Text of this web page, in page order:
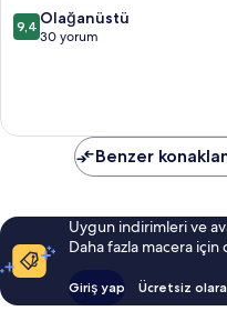
10
üzerinden
9,4 Olağanüstü
30 yorum
Benzer
Uygun indirimleri ve
Daha fazla macera için
Giriş yap Ücretsiz